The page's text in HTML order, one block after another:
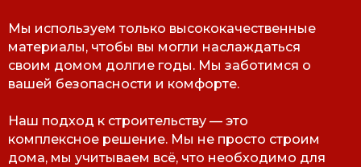
Мы используем только высококачественные
материалы, чтобы вы могли наслаждаться
своим домом долгие годы. Мы заботимся о
вашей безопасности и комфорте.
Наш подход к строительству — это
комплексное решение. Мы не просто строим
дома, мы учитываем всё, что необходимо для